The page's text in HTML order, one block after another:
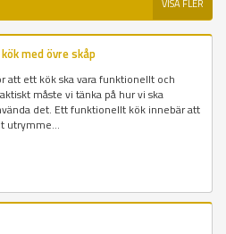
VISA FLER
med övre skåp
att ett kök ska vara funktionellt och
måste vi tänka på hur vi ska
det. Ett funktionellt kök innebär att
utrymme...